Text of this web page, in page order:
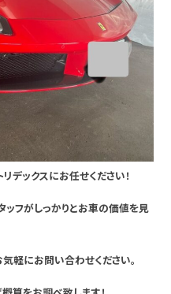
ックスにお任せください！
ッフがしっかりとお車の価値を見
軽にお問い合わせください。